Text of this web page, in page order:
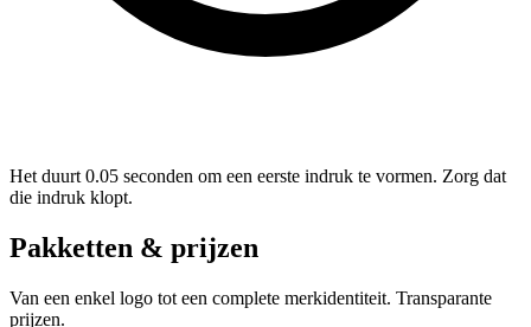
Het duurt 0.05 seconden om een eerste indruk te vormen. Zorg dat
die indruk klopt.
Pakketten & prijzen
Van een enkel logo tot een complete merkidentiteit. Transparante
prijzen.